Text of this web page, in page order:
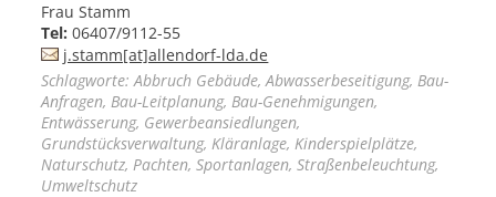
Frau Stamm
Tel: 06407/9112-55
j.stamm[at]allendorf-lda.de
Schlagworte: Abbruch Gebäude, Abwasserbeseitigung, Bau-
Anfragen, Bau-Leitplanung, Bau-Genehmigungen,
Entwässerung, Gewerbeansiedlungen,
Grundstücksverwaltung, Kläranlage, Kinderspielplätze,
Naturschutz, Pachten, Sportanlagen, Straßenbeleuchtung,
Umweltschutz